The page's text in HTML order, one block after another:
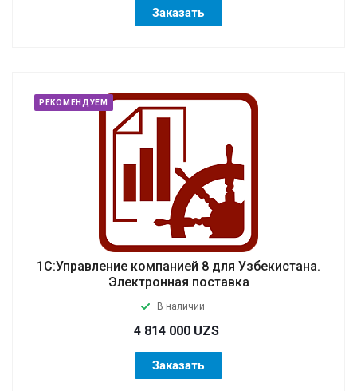
Заказать
РЕКОМЕНДУЕМ
1С:Управление компанией 8 для Узбекистана.
Электронная поставка
В наличии
4 814 000 UZS
Заказать